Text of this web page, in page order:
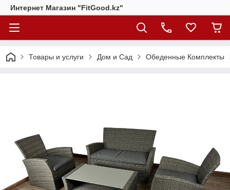
Интернет Магазин "FitGood.kz"
Товары и услуги Дом и Сад Обеденные Комплекты